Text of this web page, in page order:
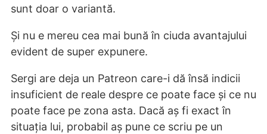
sunt doar o variantă.
Și nu e mereu cea mai bună în ciuda avantajului
evident de super expunere.
Sergi are deja un Patreon care-i dă însă indicii
insuficient de reale despre ce poate face și ce nu
poate face pe zona asta. Dacă aș fi exact în
situația lui, probabil aș pune ce scriu pe un